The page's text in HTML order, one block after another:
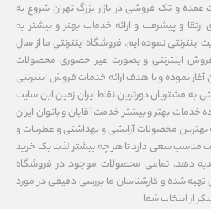
از سال ۱۳۹۴ بصورت عمده و تک فروشی در بازار بزرگ تهران شروع به
و پیشرفت و ارائه خدمات بهتر و بیشتر به
نموده ایم. فروشگاه اینترنتی ما از سال
فروش اینترنتی و بصورت غیر حضوری محصولات
نموده و با هدف ارائه خدمات فروش اینترنتی
به مشتریان دورترین نقاط ایران زمین این سایت
خدمات بهتر و بیشتر خدمت آقایان و بانوان ایران
بهترین محصولات آرایشی و بهداشتی و عطریات و
مناسب سعی دارد تا هر چه بیشتر لذت یک خرید
دهد. تمامی محصولات موجود در فروشگاه
تهیه شده و کارشناسان ما بررسی دقیقی در مورد
از انتخاب شما